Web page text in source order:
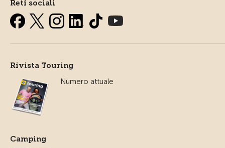
Reti sociali
Rivista Touring
Numero attuale
Camping